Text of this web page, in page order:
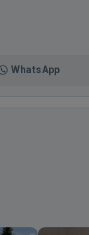
WhatsApp